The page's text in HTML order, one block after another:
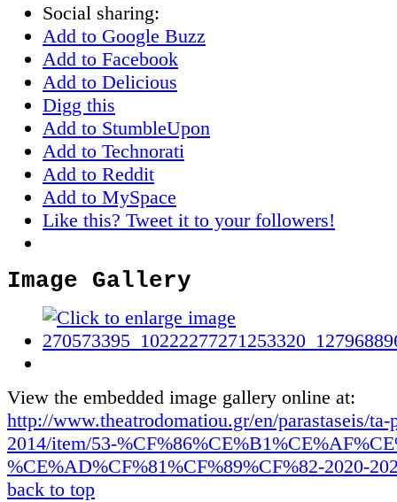
Social sharing:
Add to Google Buzz
Add to Facebook
Add to Delicious
Digg this
Add to StumbleUpon
Add to Technorati
Add to Reddit
Add to MySpace
Like this? Tweet it to your followers!
Image Gallery
View the embedded image gallery online at:
http://www.theatrodomatiou.gr/en/parastaseis/
2014/item/53-
%CE%AD%CF%81%CF%89%CF%82-2020-
back to top